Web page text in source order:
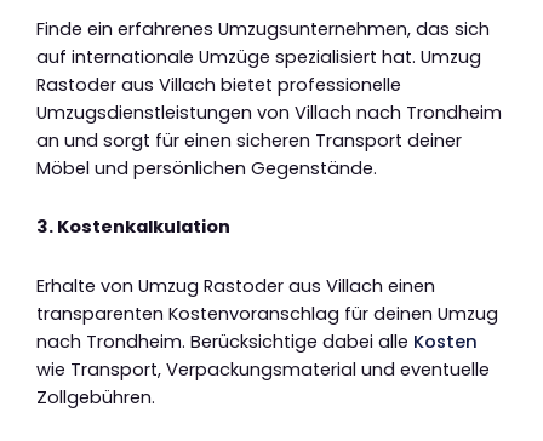
Finde ein erfahrenes Umzugsunternehmen, das sich
auf internationale Umzüge spezialisiert hat. Umzug
Rastoder aus Villach bietet professionelle
Umzugsdienstleistungen von Villach nach Trondheim
an und sorgt für einen sicheren Transport deiner
Möbel und persönlichen Gegenstände.
3. Kostenkalkulation
Erhalte von Umzug Rastoder aus Villach einen
transparenten Kostenvoranschlag für deinen Umzug
nach Trondheim. Berücksichtige dabei alle Kosten
wie Transport, Verpackungsmaterial und eventuelle
Zollgebühren.